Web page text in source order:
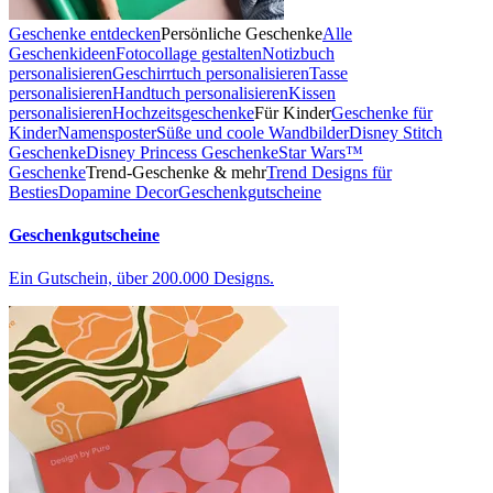
Geschenke entdeckenPersönliche GeschenkeAlle
GeschenkideenFotocollage gestaltenNotizbuch
personalisierenGeschirrtuch personalisierenTasse
personalisierenHandtuch personalisierenKissen
personalisierenHochzeitsgeschenkeFür KinderGeschenke für
KinderNamensposterSüße und coole WandbilderDisney Stitch
GeschenkeDisney Princess GeschenkeStar Wars™
GeschenkeTrend-Geschenke & mehrTrend Designs für
BestiesDopamine DecorGeschenkgutscheine
Geschenkgutscheine
Ein Gutschein, über 200.000 Designs.